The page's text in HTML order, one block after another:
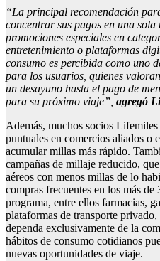
“La principal recomendación
concentrar sus pagos en una
promociones especiales en
entretenimiento o plataformas
consumo es percibida como uno
para los usuarios, quienes
un desayuno hasta el pago de
para su próximo viaje”, agregó
Además, muchos socios
puntuales en comercios aliados o
acumular millas más rápido.
campañas de millaje reducido,
aéreos con menos millas de lo
compras frecuentes en los más
programa, entre ellos farmacias,
plataformas de transporte
dependa exclusivamente de la
hábitos de consumo cotidianos
nuevas oportunidades de viaje.